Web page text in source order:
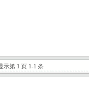
示第 1 页 1-1 条